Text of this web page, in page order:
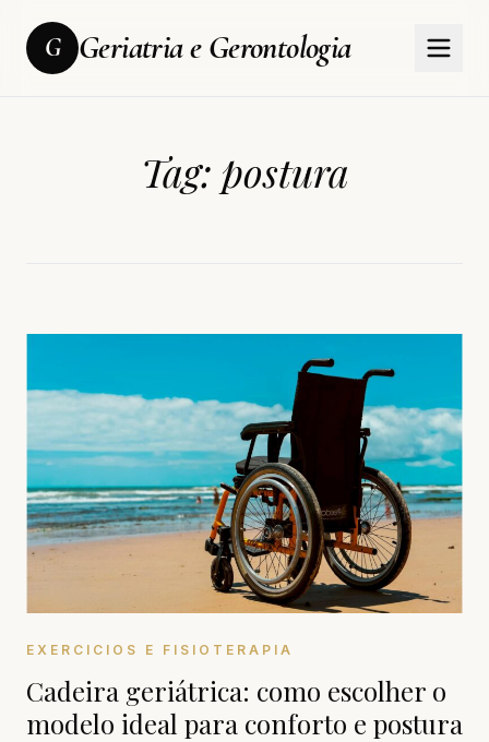
G Geriatria e Gerontologia
Tag: postura
EXERCICIOS E FISIOTERAPIA
Cadeira geriátrica: como escolher o
modelo ideal para conforto e postura